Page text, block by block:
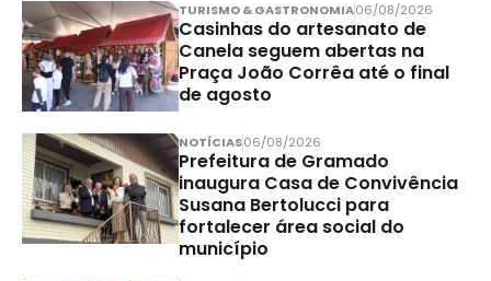
TURISMO & GASTRONOMIA06/08/2026
Casinhas do artesanato de
Canela seguem abertas na
Praça João Corrêa até o final
de agosto
NOTÍCIAS06/08/2026
Prefeitura de Gramado
inaugura Casa de Convivência
Susana Bertolucci para
fortalecer área social do
município